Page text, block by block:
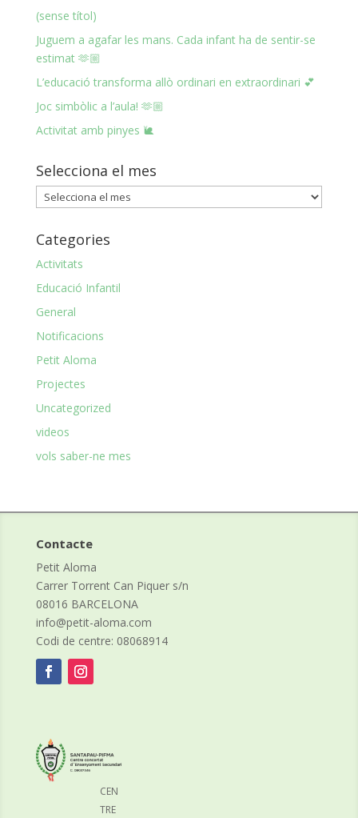
(sense títol)
Juguem a agafar les mans. Cada infant ha de sentir-se
estimat 🫶🏼
L’educació transforma allò ordinari en extraordinari 💕
Joc simbòlic a l’aula! 🫶🏼
Activitat amb pinyes 🐌
Selecciona el mes
Selecciona
el
Categories
Activitats
Educació Infantil
General
Notificacions
Petit Aloma
Projectes
Uncategorized
videos
vols saber-ne mes
Contacte
Petit Aloma
Carrer Torrent Can Piquer s/n
08016 BARCELONA
info@petit-aloma.com
Codi de centre: 08068914
CEN
TRE